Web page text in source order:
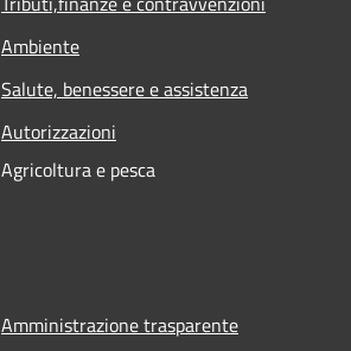
Ambiente
Salute, benessere e assistenza
Autorizzazioni
Agricoltura e pesca
Amministrazione trasparente